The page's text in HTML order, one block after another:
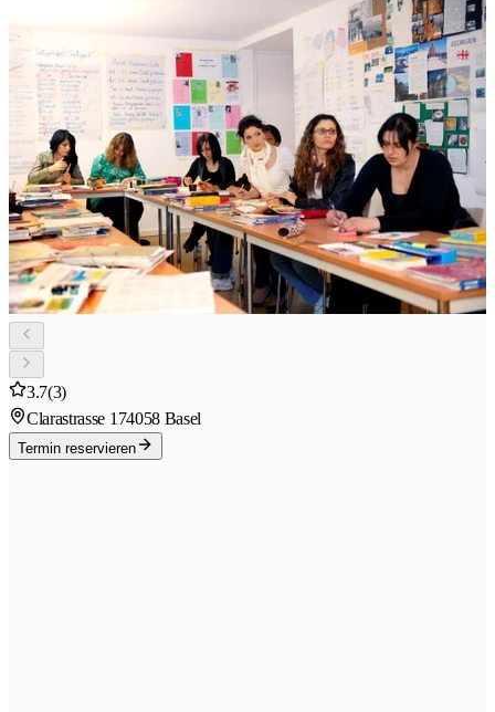
3.7(3)
Clarastrasse 174058 Basel
Termin reservieren